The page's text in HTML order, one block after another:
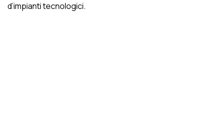
d’impianti tecnologici.